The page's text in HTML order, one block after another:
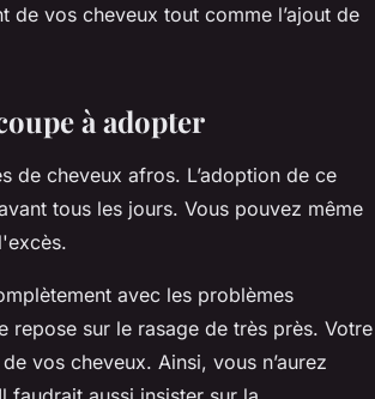
de vos cheveux tout comme l’ajout de
à adopter
de cheveux afros. L’adoption de ce
tous les jours. Vous pouvez même
avec les problèmes
repose sur le rasage de très près. Votre
vos cheveux. Ainsi, vous n’aurez